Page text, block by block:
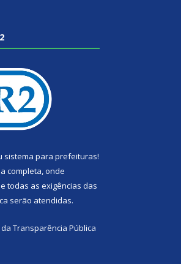
sistema para prefeituras!
completa, onde
todas as exigências das
serão atendidas.
Transparência Pública